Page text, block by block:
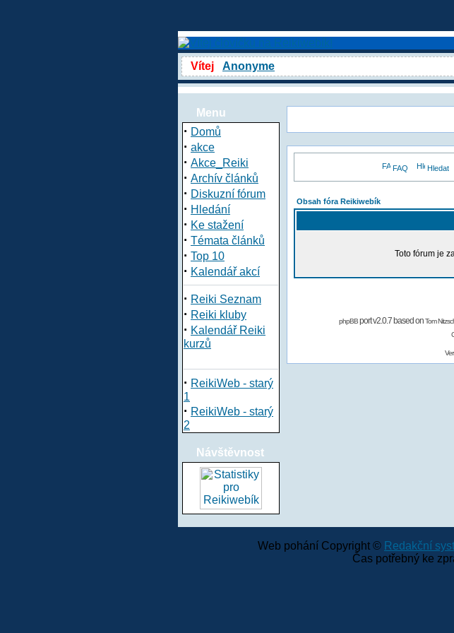
Vítej Anonyme
Menu
· Domů
· akce
· Akce_Reiki
· Archív článků
· Diskuzní fórum
· Hledání
· Ke stažení
· Témata článků
· Top 10
· Kalendář akcí
· Reiki Seznam
· Reiki kluby
· Kalendář Reiki
kurzů
· ReikiWeb - starý
1
· ReikiWeb - starý
2
Návštěvnost
FAQ Hledat
Obsah fóra Reikiwebík
Toto fórum je
phpBBport v2.0.7 based onTom
Web pohání Copyright © Redakční
Čas potřebný ke